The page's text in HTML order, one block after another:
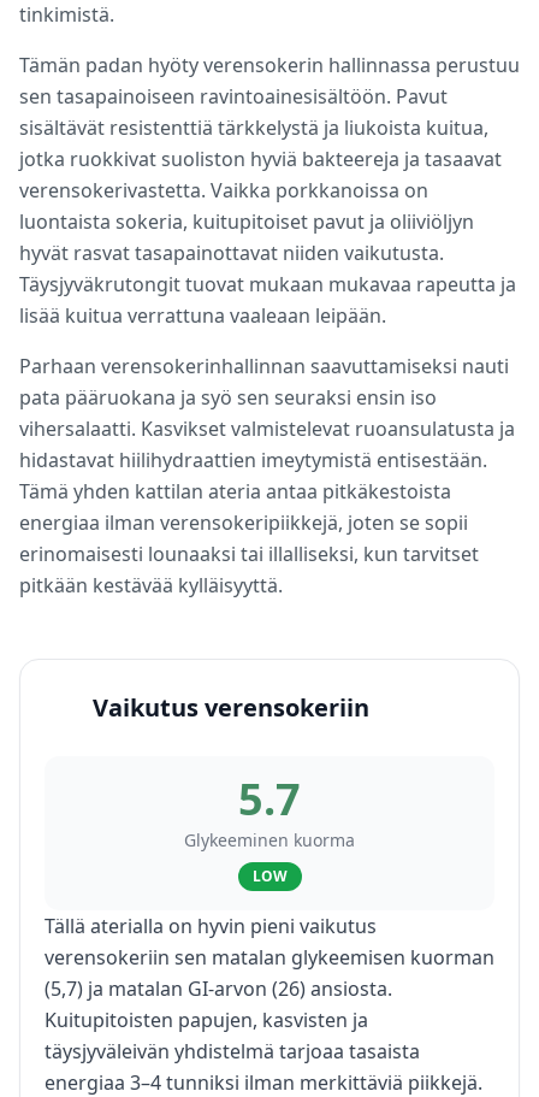
tinkimistä.
Tämän padan hyöty verensokerin hallinnassa perustuu
sen tasapainoiseen ravintoainesisältöön. Pavut
sisältävät resistenttiä tärkkelystä ja liukoista kuitua,
jotka ruokkivat suoliston hyviä bakteereja ja tasaavat
verensokerivastetta. Vaikka porkkanoissa on
luontaista sokeria, kuitupitoiset pavut ja oliiviöljyn
hyvät rasvat tasapainottavat niiden vaikutusta.
Täysjyväkrutongit tuovat mukaan mukavaa rapeutta ja
lisää kuitua verrattuna vaaleaan leipään.
Parhaan verensokerinhallinnan saavuttamiseksi nauti
pata pääruokana ja syö sen seuraksi ensin iso
vihersalaatti. Kasvikset valmistelevat ruoansulatusta ja
hidastavat hiilihydraattien imeytymistä entisestään.
Tämä yhden kattilan ateria antaa pitkäkestoista
energiaa ilman verensokeripiikkejä, joten se sopii
erinomaisesti lounaaksi tai illalliseksi, kun tarvitset
pitkään kestävää kylläisyyttä.
Vaikutus verensokeriin
5.7
Glykeeminen kuorma
LOW
Tällä aterialla on hyvin pieni vaikutus
verensokeriin sen matalan glykeemisen kuorman
(5,7) ja matalan GI-arvon (26) ansiosta.
Kuitupitoisten papujen, kasvisten ja
täysjyväleivän yhdistelmä tarjoaa tasaista
energiaa 3–4 tunniksi ilman merkittäviä piikkejä.